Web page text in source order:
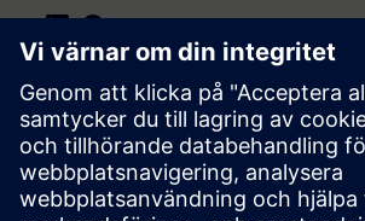
Presse | Siemens
© Siemens 1996 – 2026